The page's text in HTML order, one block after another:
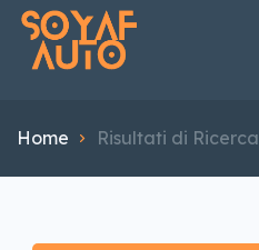
Home Risultati di Ricerca